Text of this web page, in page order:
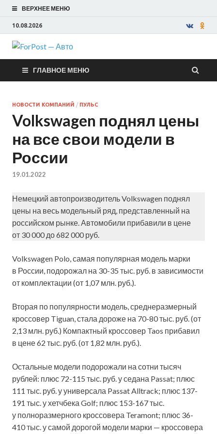
ВЕРХНЕЕ МЕНЮ
10.08.2026
ForPost —
Авто
ГЛАВНОЕ МЕНЮ
НОВОСТИ КОМПАНИЙ / ПУЛЬС
Volkswagen поднял цены
на все свои модели в
России
19.01.2022
Немецкий автопроизводитель Volkswagen поднял
цены на весь модельный ряд, представленный на
российском рынке. Автомобили прибавили в цене
от 30 000 до 682 000 руб.
Volkswagen Polo, самая популярная модель марки
в России, подорожал на 30-35 тыс. руб. в зависимости
от комплектации (от 1,07 млн. руб.).
Вторая по популярности модель, среднеразмерный
кроссовер Tiguan, стала дороже на 70-80 тыс. руб. (от
2,13 млн. руб.) Компактный кроссовер Taos прибавил
в цене 62 тыс. руб. (от 1,82 млн. руб.).
Остальные модели подорожали на сотни тысяч
рублей: плюс 72-115 тыс. руб. у седана Passat; плюс
111 тыс. руб. у универсала Passat Alltrack; плюс 137-
191 тыс. у хетчбека Golf; плюс 153-167 тыс.
у полноразмерного кроссовера Teramont; плюс 36-
410 тыс. у самой дорогой модели марки — кроссовера